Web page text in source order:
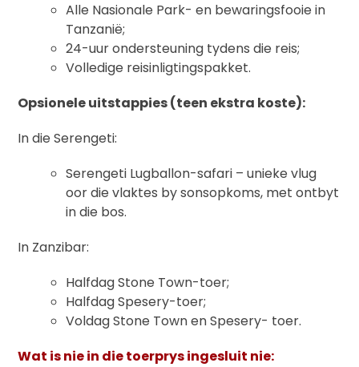
Alle Nasionale Park- en bewaringsfooie in
Tanzanië;
24-uur ondersteuning tydens die reis;
Volledige reisinligtingspakket.
Opsionele uitstappies (teen ekstra koste):
In die Serengeti:
Serengeti Lugballon-safari – unieke vlug
oor die vlaktes by sonsopkoms, met ontbyt
in die bos.
In Zanzibar:
Halfdag Stone Town-toer;
Halfdag Spesery-toer;
Voldag Stone Town en Spesery- toer.
Wat is nie in die toerprys ingesluit nie: